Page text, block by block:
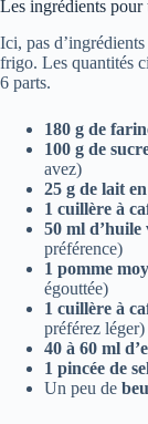
Les ingrédients pour
Ici, pas
frigo. Les quantités
6 parts.
180 g de
100 g de
avez)
25 g de lait
1 cuillère à
50 ml d’huile
préférence)
1 pomme
égouttée)
1 cuillère à
préférez léger)
40 à 60 ml
1 pincée de
Un peu de